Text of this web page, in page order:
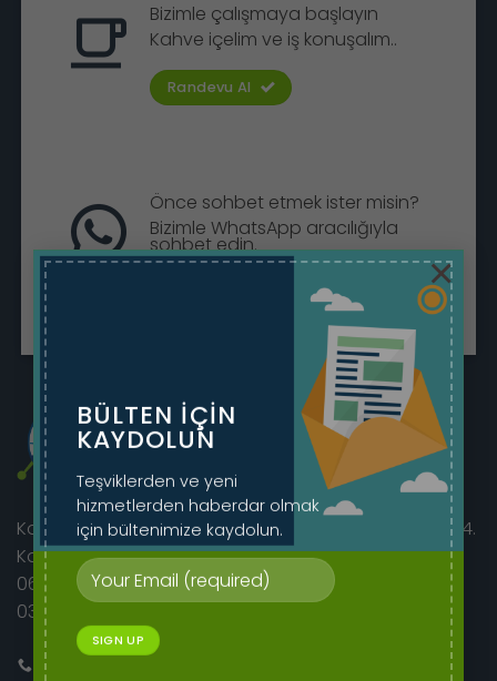
BÜLTEN IÇIN
KAYDOLUN
Teşviklerden ve yeni
hizmetlerden haberdar olmak
için bültenimize kaydolun.
×
Bizimle çalışmaya başlayın
Kahve içelim ve iş konuşalım..
Randevu Al
Önce sohbet etmek ister misin?
Bizimle WhatsApp aracılığıyla
sohbet edin.
Korkutreis Mah. Atatürk Bulvarı sıhhıye merkez iş hanı 4.
Kat No:46/42
06400 Çankaya/Ankara
0312 230 08 52 - 0505 282 60 14
Bizi Arayın